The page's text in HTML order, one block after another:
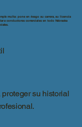
multa: pone en riesgo su carrera, su licencia
a conductores comerciales en todo Nebraska
su historial